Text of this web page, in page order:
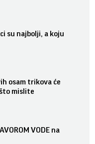
su najbolji, a koju
osam trikova će
mislite
VODE na